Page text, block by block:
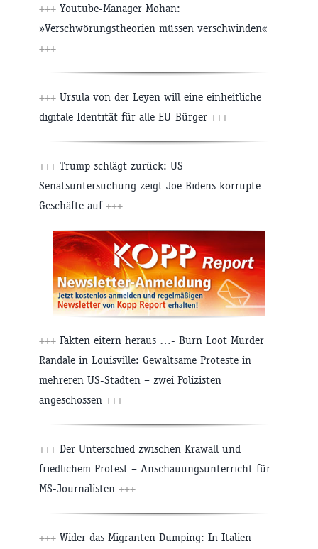
+++ Youtube-Manager Mohan:
»Verschwörungstheorien müssen verschwinden«
+++
+++ Ursula von der Leyen will eine einheitliche
digitale Identität für alle EU-Bürger +++
+++ Trump schlägt zurück: US-
Senatsuntersuchung zeigt Joe Bidens korrupte
Geschäfte auf +++
+++ Fakten eitern heraus …- Burn Loot Murder
Randale in Louisville: Gewaltsame Proteste in
mehreren US-Städten – zwei Polizisten
angeschossen +++
+++ Der Unterschied zwischen Krawall und
friedlichem Protest – Anschauungsunterricht für
MS-Journalisten +++
+++ Wider das Migranten Dumping: In Italien